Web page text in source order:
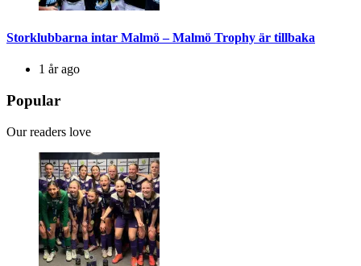
Storklubbarna intar Malmö – Malmö Trophy är tillbaka
1 år ago
Popular
Our readers love